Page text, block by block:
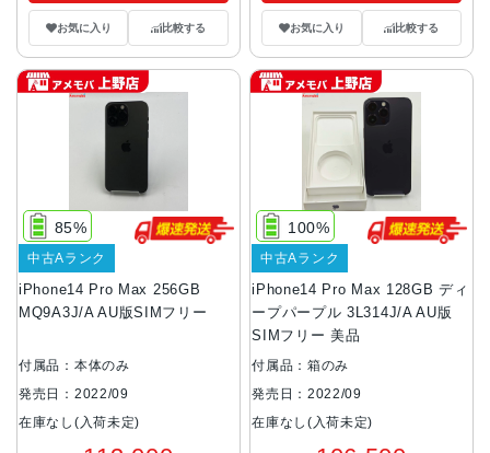
お気に入り 比較する お気に入り 比較する
iPhone14 Pro Max 256GB
MQ9A3J/A AU版SIMフリー
85%
中古Aランク
付属品：本体のみ
発売日：2022/09
在庫なし(入荷未定)
iPhone14 Pro Max 128GB ディ
ープパープル 3L314J/A AU版
SIMフリー 美品
100%
中古Aランク
付属品：箱のみ
発売日：2022/09
在庫なし(入荷未定)